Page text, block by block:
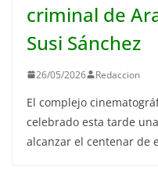
criminal de
Susi Sánchez
26/05/2026 Redaccion
El complejo
celebrado esta tarde
alcanzar el centenar de